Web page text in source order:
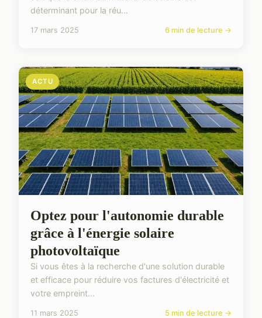
déterminant pour la réu...
17 mars 2025 6 min de lecture →
ACTU
Optez pour l'autonomie durable
grâce à l'énergie solaire
photovoltaïque
Si vous êtes à la recherche d'une solution durable
et efficace pour réduire vos factures d'électricité et
votre empreint...
11 mars 2025 5 min de lecture →